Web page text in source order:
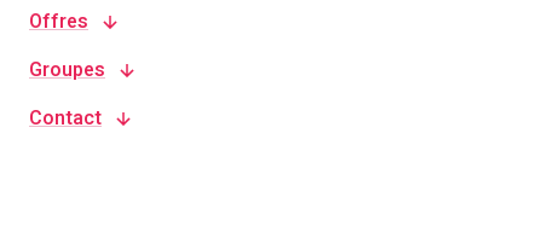
Offres
Groupes
Contact